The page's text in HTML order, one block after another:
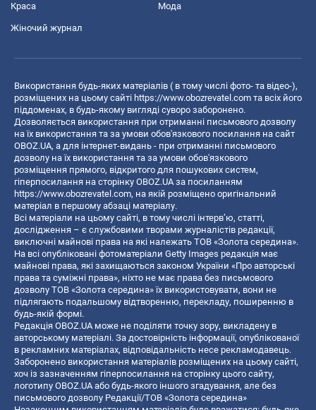
Краса Мода
Жіночий журнал
Використання будь-яких матеріалів ( в тому числі фото- та відео-),
розміщених на цьому сайті https://www.obozrevatel.com та всіх його
піддоменах, в будь-якому вигляді суворо заборонено.
Дозволяється використання при отриманні письмового дозволу
на їх використання та за умови обов'язкового посилання на сайт
OBOZ.UA, а для інтернет-видань - при отриманні письмового
дозволу на їх використання та за умови обов'язкового
розміщення прямого, відкритого для пошукових систем,
гіперпосилання на сторінку OBOZ.UA за посиланням
https://www.obozrevatel.com, на якій розміщено оригінальний
матеріал в першому абзаці матеріалу.
Всі матеріали на цьому сайті, в тому числі інтерв’ю, статті,
дослідження – є службовими творами журналістів редакції,
виключні майнові права на які належать ТОВ «Золота середина».
На всі опубліковані фотоматеріали Getty Images редакція має
майнові права, які захищаються законом України «Про авторські
права та суміжні права», ніхто не має права без письмового
дозволу ТОВ «Золота середина» їх використовувати, вони не
підлягають подальшому відтворенню, перекладу, поширенню в
будь-якій формі.
Редакція OBOZ.UA може не поділяти точку зору, викладену в
авторському матеріалі. За достовірність інформації, опублікованої
в рекламних матеріалах, відповідальність несе рекламодавець.
Заборонено використання матеріалів розміщених на цьому сайті,
хоч із зазначенням гіперпосилання на сторінку цього сайту,
логотипу OBOZ.UA або будь-якого іншого згадування, але без
письмового дозволу Редакції/ТОВ «Золота середина»